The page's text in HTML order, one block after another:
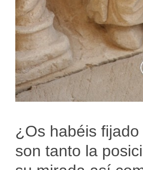
¿Os habéis
son tanto la